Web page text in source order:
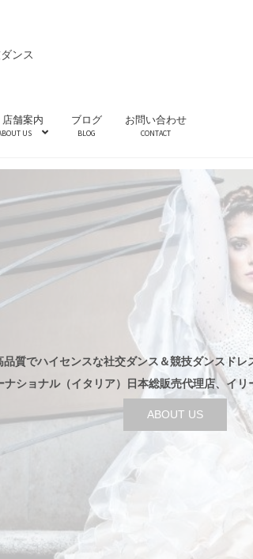
ンス
店舗案内
US
ブログ
BLOG
お問い合わせ
CONTACT
質でハイセンスな社交ダンス＆競技ダンスドレ
ナショナル（イタリア）日本総販売代理店、イリ
ABOUT US